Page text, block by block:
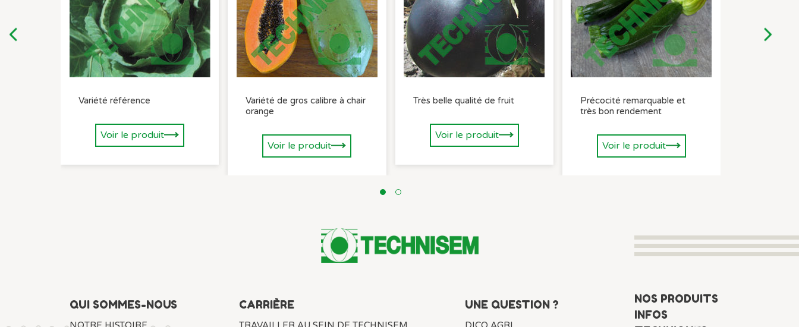
Variété référence
Voir le produit
Variété de gros calibre à chair
orange
Voir le produit
Très belle qualité de fruit
Voir le produit
Précocité remarquable et
très bon rendement
Voir le produit
Voir
QUI SOMMES-NOUS CARRIÈRE UNE QUESTION ?
NOS PRODUITS
INFOS